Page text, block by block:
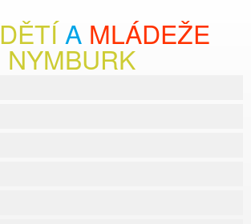
DĚTÍ A MLÁDEŽE
NYMBURK